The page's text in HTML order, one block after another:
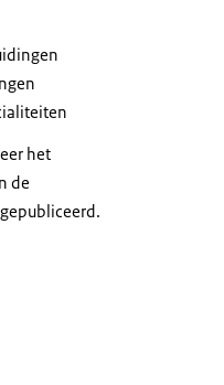
het
de